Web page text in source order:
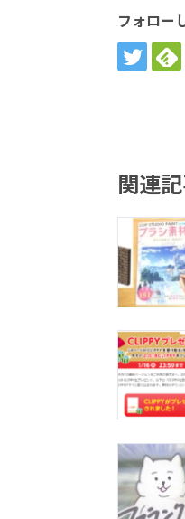
フォロー
関連